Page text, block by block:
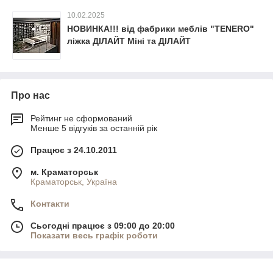
10.02.2025
НОВИНКА!!! від фабрики меблів "TENERO"
ліжка ДІЛАЙТ Міні та ДІЛАЙТ
Про нас
Рейтинг не сформований
Менше 5 відгуків за останній рік
Працює з 24.10.2011
м. Краматорськ
Краматорськ, Україна
Контакти
Сьогодні працює з 09:00 до 20:00
Показати весь графік роботи